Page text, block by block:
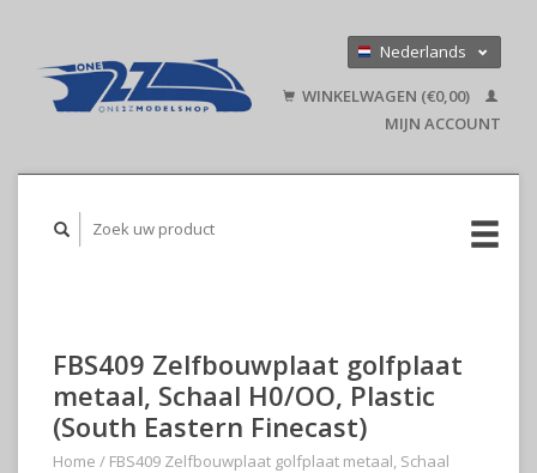
Nederlands
English
WINKELWAGEN (€0,00)
MIJN ACCOUNT
FBS409 Zelfbouwplaat golfplaat
metaal, Schaal H0/OO, Plastic
(South Eastern Finecast)
Home / FBS409 Zelfbouwplaat golfplaat metaal, Schaal